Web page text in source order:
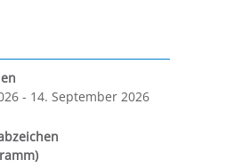
- 14. September 2026